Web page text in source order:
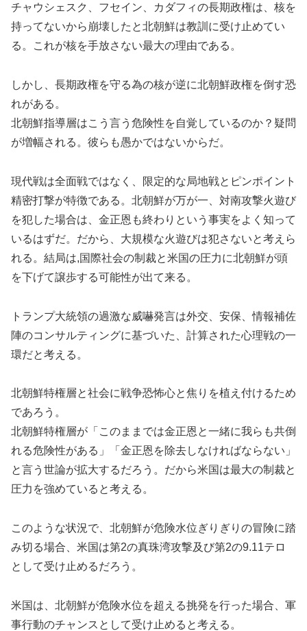
チャウシェスク、フセイン、カダフィの長期政権は、核を
持ってないから崩壊したと北朝鮮は教訓に受け止めてい
る。これが核を手放さない最大の理由である。
しかし、長期政権を守る為の核が逆に北朝鮮政権を倒す恐
れがある。
北朝鮮指導層はこう言う危険性を自覚しているのか？疑問
が増幅される。彼らも愚かではないからだ。
現代戦は全面戦ではなく、限定的な局地戦とピンポイント
精密打撃が特徴である。北朝鮮が万が一、対南攻撃火遊び
を犯した場合は、金正恩も終わりという事実をよく知って
いるはずだ。だから、大規模な火遊びは犯さないと考えら
れる。結局は,国際社会の制裁と米国の圧力に北朝鮮が頭
を下げて譲歩する可能性が出て来る。
トランプ大統領の過激な威嚇発言は外交、安保、情報補佐
陣のコンサルティングに基づいた、計算された心理戦の一
環だと考える。
北朝鮮特権層と社会に戦争恐怖心と焦りを植え付けるため
であろう。
北朝鮮特権層が「このままでは金正恩と一緒に我らも共倒
れる危険性がある」「金正恩を除去しなければならない」
と言う世論が拡大するだろう。だから米国は最大の制裁と
圧力を強めていると考える。
このような状況で、北朝鮮が危険水位ぎりぎりの冒険に踏
み切る場合、米国は第2の真珠湾攻撃及び第2の9.11テロ
として受け止めるだろう。
米国は、北朝鮮が危険水位を超える挑発を行った場合、軍
事行動のチャンスとして受け止めると考える。